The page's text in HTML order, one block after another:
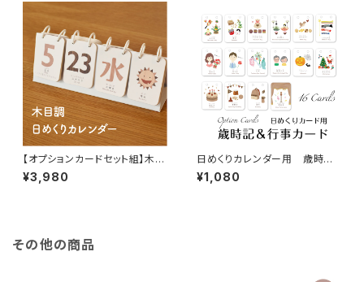
【オプションカードセット組】木目
調の日めくりカレンダー♪ イン
テリア 北欧 おしゃれ
¥3,980
日めくりカレンダー用 歳時記
＆行事カード16枚入り♪オプシ
ョンカード 知育 ソノリテ
¥1,080
その他の商品